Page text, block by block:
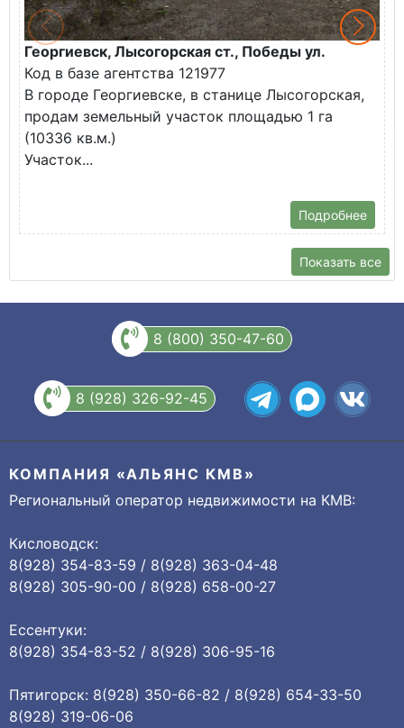
Георгиевск, Лысогорская ст., Победы ул.
Код в базе агентства 121977
В городе Георгиевске, в станице Лысогорская,
продам земельный участок площадью 1 га
(10336 кв.м.)
Участок...
Подробнее
Показать все
8 (800) 350-47-60
8 (928) 326-92-45
КОМПАНИЯ «АЛЬЯНС КМВ»
Региональный оператор недвижимости на КМВ:
Кисловодск:
8(928) 354-83-59 / 8(928) 363-04-48
8(928) 305-90-00 / 8(928) 658-00-27
Ессентуки:
8(928) 354-83-52 / 8(928) 306-95-16
Пятигорск: 8(928) 350-66-82 / 8(928) 654-33-50
8(928) 319-06-06